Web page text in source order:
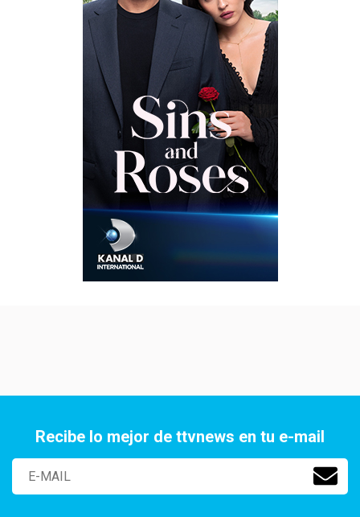
Recibe lo mejor de ttvnews en tu e-mail